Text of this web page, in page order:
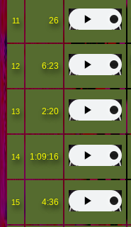
11 26
12 6:23
13 2:20
14 1:09:16
15 4:36